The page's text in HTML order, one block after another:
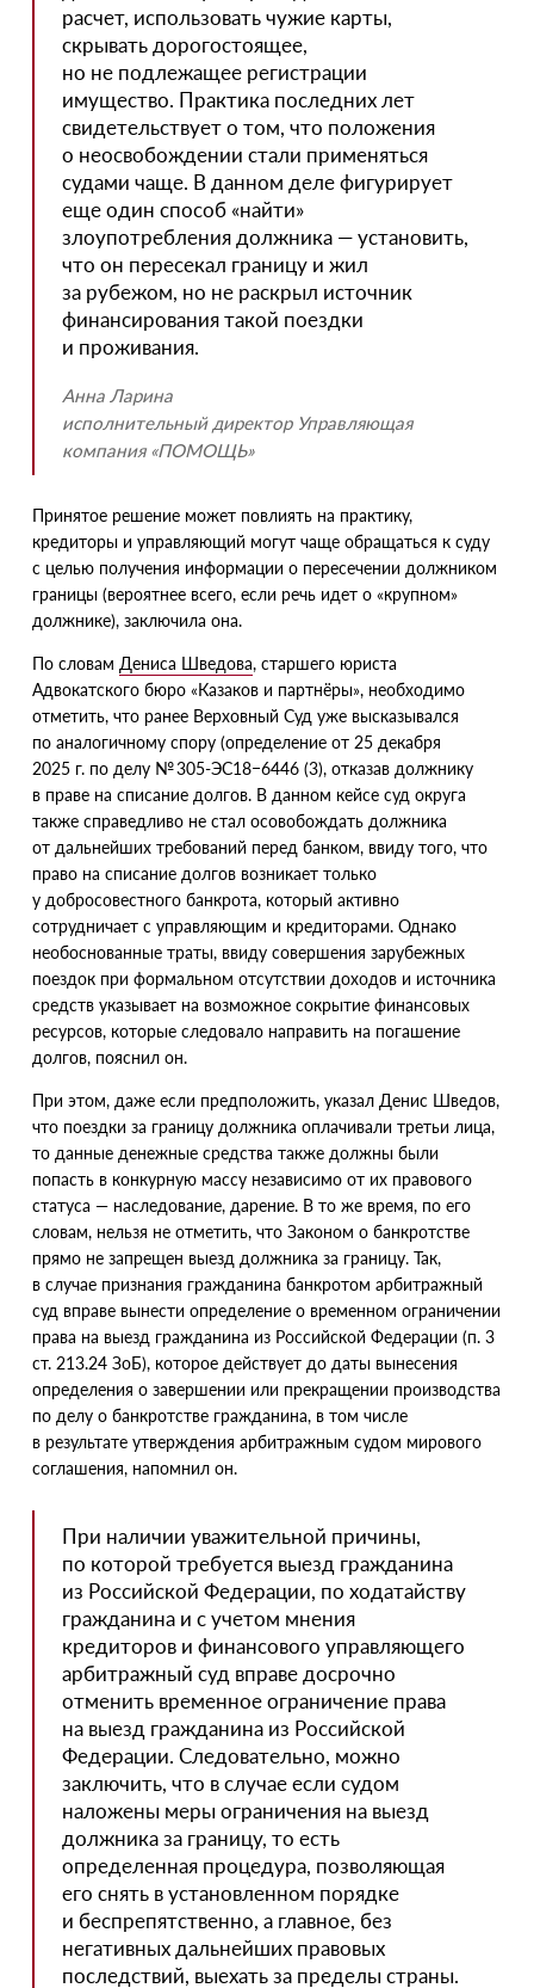
расчет, использовать чужие карты,
скрывать дорогостоящее,
но не подлежащее регистрации
имущество. Практика последних лет
свидетельствует о том, что положения
о неосвобождении стали применяться
судами чаще. В данном деле фигурирует
еще один способ «найти»
злоупотребления должника — установить,
что он пересекал границу и жил
за рубежом, но не раскрыл источник
финансирования такой поездки
и проживания.
Анна Ларина
исполнительный директор Управляющая
компания «ПОМОЩЬ»
Принятое решение может повлиять на практику,
кредиторы и управляющий могут чаще обращаться к суду
с целью получения информации о пересечении должником
границы (вероятнее всего, если речь идет о «крупном»
должнике), заключила она.
По словам Дениса Шведова, старшего юриста
Адвокатского бюро «Казаков и партнёры», необходимо
отметить, что ранее Верховный Суд уже высказывался
по аналогичному спору (определение от 25 декабря
2025 г. по делу № 305-ЭС18−6446 (3), отказав должнику
в праве на списание долгов. В данном кейсе суд округа
также справедливо не стал осовобождать должника
от дальнейших требований перед банком, ввиду того, что
право на списание долгов возникает только
у добросовестного банкрота, который активно
сотрудничает с управляющим и кредиторами. Однако
необоснованные траты, ввиду совершения зарубежных
поездок при формальном отсутствии доходов и источника
средств указывает на возможное сокрытие финансовых
ресурсов, которые следовало направить на погашение
долгов, пояснил он.
При этом, даже если предположить, указал Денис Шведов,
что поездки за границу должника оплачивали третьи лица,
то данные денежные средства также должны были
попасть в конкурную массу независимо от их правового
статуса — наследование, дарение. В то же время, по его
словам, нельзя не отметить, что Законом о банкротстве
прямо не запрещен выезд должника за границу. Так,
в случае признания гражданина банкротом арбитражный
суд вправе вынести определение о временном ограничении
права на выезд гражданина из Российской Федерации (п. 3
ст. 213.24 ЗоБ), которое действует до даты вынесения
определения о завершении или прекращении производства
по делу о банкротстве гражданина, в том числе
в результате утверждения арбитражным судом мирового
соглашения, напомнил он.
При наличии уважительной причины,
по которой требуется выезд гражданина
из Российской Федерации, по ходатайству
гражданина и с учетом мнения
кредиторов и финансового управляющего
арбитражный суд вправе досрочно
отменить временное ограничение права
на выезд гражданина из Российской
Федерации. Следовательно, можно
заключить, что в случае если судом
наложены меры ограничения на выезд
должника за границу, то есть
определенная процедура, позволяющая
его снять в установленном порядке
и беспрепятственно, а главное, без
негативных дальнейших правовых
последствий, выехать за пределы страны.